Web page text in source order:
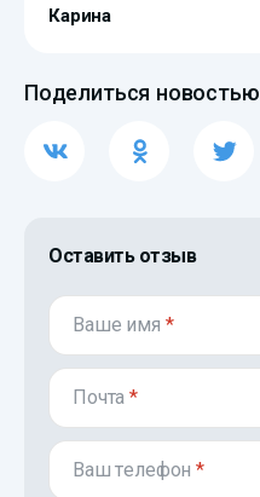
Карина
Поделиться новостью
Оставить отзыв
Ваше имя *
Почта*
Ваш телефон*